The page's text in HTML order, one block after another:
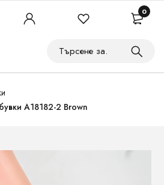
A18182-2 Brown
0